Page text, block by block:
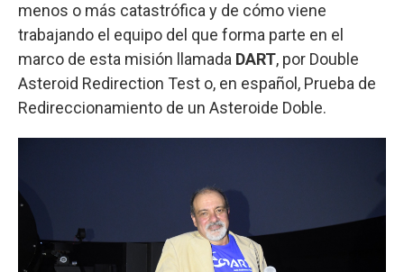
menos o más catastrófica y de cómo viene
trabajando el equipo del que forma parte en el
marco de esta misión llamada DART, por Double
Asteroid Redirection Test o, en español, Prueba de
Redireccionamiento de un Asteroide Doble.